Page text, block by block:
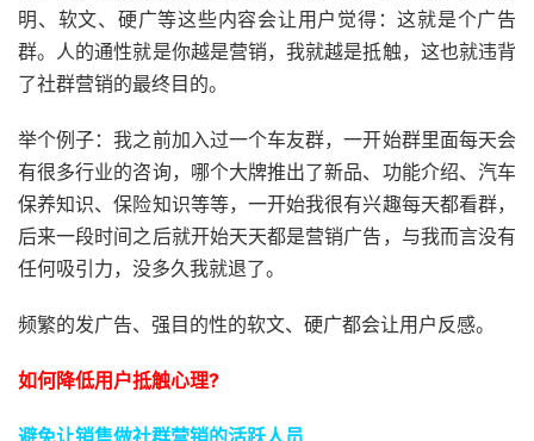
明、软文、硬广等这些内容会让用户觉得：这就是个广告
群。人的通性就是你越是营销，我就越是抵触，这也就违背
了社群营销的最终目的。
举个例子：我之前加入过一个车友群，一开始群里面每天会
有很多行业的咨询，哪个大牌推出了新品、功能介绍、汽车
保养知识、保险知识等等，一开始我很有兴趣每天都看群，
后来一段时间之后就开始天天都是营销广告，与我而言没有
任何吸引力，没多久我就退了。
频繁的发广告、强目的性的软文、硬广都会让用户反感。
如何降低用户抵触心理?
避免让销售做社群营销的活跃人员